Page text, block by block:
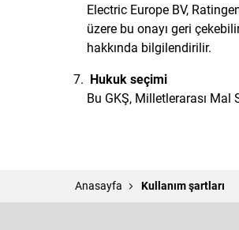
Electric Europe BV,
üzere bu onayı geri
hakkında bilgilendirilir.
Hukuk seçimi
Bu GKŞ, Milletlerarası Mal
Anasayfa Kullanım şartları